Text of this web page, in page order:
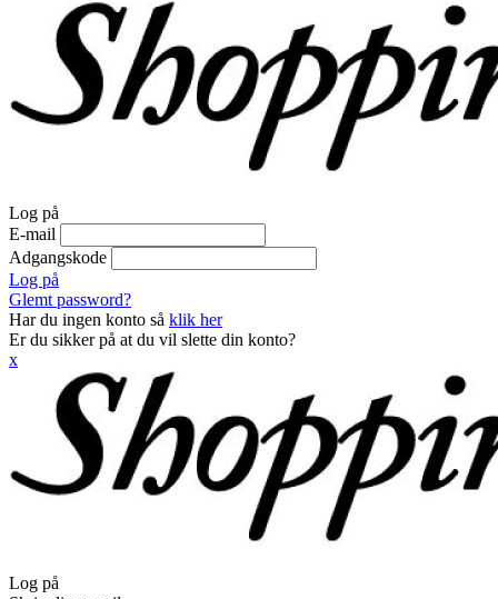
Log på
E-mail
Adgangskode
Log på
Glemt password?
Har du ingen konto så klik her
Er du sikker på at du vil slette din konto?
x
Log på